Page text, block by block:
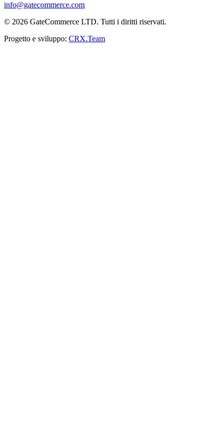
info@gatecommerce.com
© 2026 GateCommerce LTD. Tutti i diritti riservati.
Progetto e sviluppo: CRX.Team